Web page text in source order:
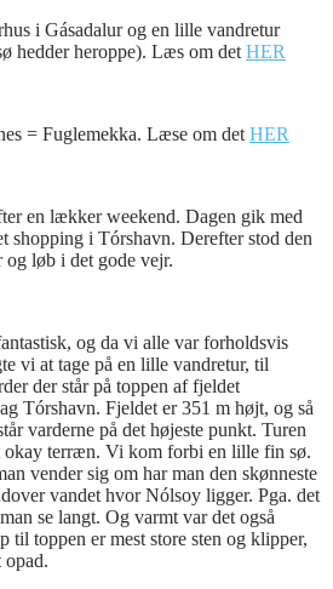
i Gásadalur og en lille vandretur
hedder heroppe). Læs om det HER
= Fuglemekka. Læse om det HER
en lækker weekend. Dagen gik med
shopping i Tórshavn. Derefter stod den
løb i det gode vejr.
og da vi alle var forholdsvis
vi at tage på en lille vandretur, til
der står på toppen af fjeldet
Tórshavn. Fjeldet er 351 m højt, og så
varderne på det højeste punkt. Turen
terræn. Vi kom forbi en lille fin sø.
vender sig om har man den skønneste
vandet hvor Nólsoy ligger. Pga. det
se langt. Og varmt var det også
til toppen er mest store sten og klipper,
opad.